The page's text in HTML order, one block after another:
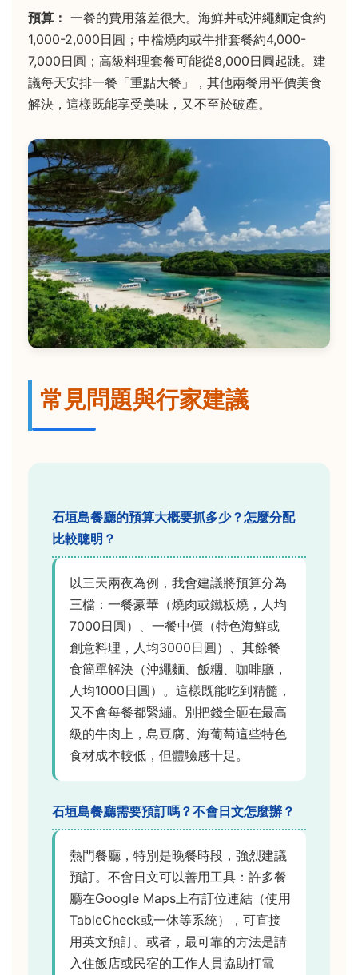
預算： 一餐的費用落差很大。海鮮丼或沖繩麵定食約
1,000-2,000日圓；中檔燒肉或牛排套餐約4,000-
7,000日圓；高級料理套餐可能從8,000日圓起跳。建
議每天安排一餐「重點大餐」，其他兩餐用平價美食
解決，這樣既能享受美味，又不至於破產。
常見問題與行家建議
石垣島餐廳的預算大概要抓多少？怎麼分配
比較聰明？
以三天兩夜為例，我會建議將預算分為
三檔：一餐豪華（燒肉或鐵板燒，人均
7000日圓）、一餐中價（特色海鮮或
創意料理，人均3000日圓）、其餘餐
食簡單解決（沖繩麵、飯糰、咖啡廳，
人均1000日圓）。這樣既能吃到精髓，
又不會每餐都緊繃。別把錢全砸在最高
級的牛肉上，島豆腐、海葡萄這些特色
食材成本較低，但體驗感十足。
石垣島餐廳需要預訂嗎？不會日文怎麼辦？
熱門餐廳，特別是晚餐時段，強烈建議
預訂。不會日文可以善用工具：許多餐
廳在Google Maps上有訂位連結（使用
TableCheck或一休等系統），可直接
用英文預訂。或者，最可靠的方法是請
入住飯店或民宿的工作人員協助打電